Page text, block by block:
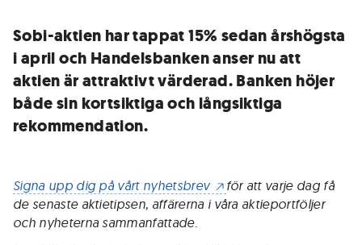
Sobi-aktien har tappat 15% sedan årshögsta
i april och Handelsbanken anser nu att
aktien är attraktivt värderad. Banken höjer
både sin kortsiktiga och långsiktiga
rekommendation.
Signa upp dig på vårt nyhetsbrev
för att varje dag få
de senaste aktietipsen, affärerna i våra aktieportföljer
och nyheterna sammanfattade.